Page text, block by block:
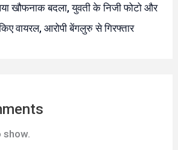
खौफनाक बदला, युवती के निजी फोटो और
किए वायरल, आरोपी बेंगलुरु से गिरफ्तार